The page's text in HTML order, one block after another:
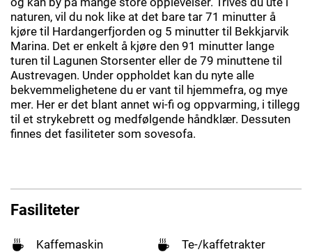
naturen, vil du nok like at det bare tar 71 minutter å
kjøre til Hardangerfjorden og 5 minutter til Bekkjarvik
Marina. Det er enkelt å kjøre den 91 minutter lange
turen til Lagunen Storsenter eller de 79 minuttene til
Austrevagen. Under oppholdet kan du nyte alle
bekvemmelighetene du er vant til hjemmefra, og mye
mer. Her er det blant annet wi-fi og oppvarming, i tillegg
til et strykebrett og medfølgende håndklær. Dessuten
finnes det fasiliteter som sovesofa.
Fasiliteter
Kaffemaskin Te-/kaffetrakter